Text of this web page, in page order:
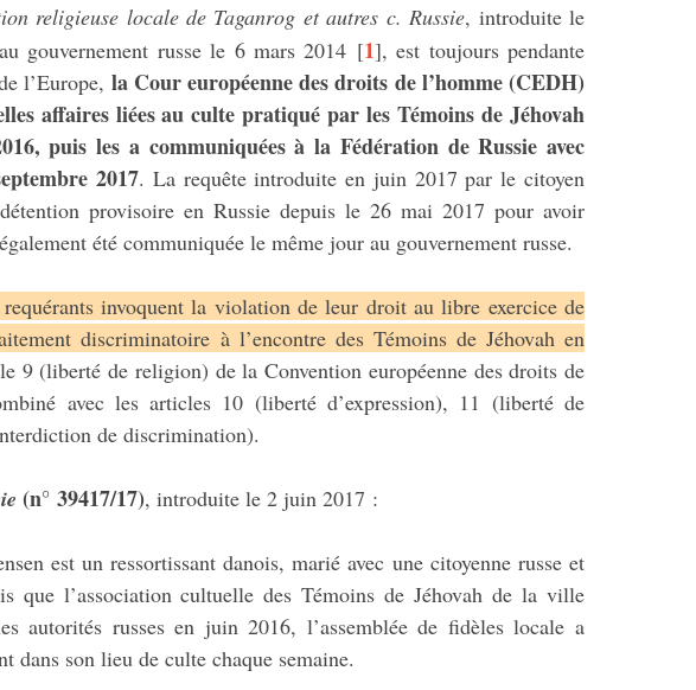
religieuse locale de Taganrog et autres c. Russie, introduite le
gouvernement russe le 6 mars 2014 [1], est toujours pendante
l’Europe, la Cour européenne des droits de l’homme (CEDH)
affaires liées au culte pratiqué par les Témoins de Jéhovah
puis les a communiquées à la Fédération de Russie avec
2017. La requête introduite en juin 2017 par le citoyen
provisoire en Russie depuis le 26 mai 2017 pour avoir
été communiquée le même jour au gouvernement russe.
invoquent la violation de leur droit au libre exercice de
discriminatoire à l’encontre des Témoins de Jéhovah en
9 (liberté de religion) de la Convention européenne des droits de
avec les articles 10 (liberté d’expression), 11 (liberté de
de discrimination).
(n° 39417/17), introduite le 2 juin 2017 :
est un ressortissant danois, marié avec une citoyenne russe et
que l’association cultuelle des Témoins de Jéhovah de la ville
autorités russes en juin 2016, l’assemblée de fidèles locale a
dans son lieu de culte chaque semaine.